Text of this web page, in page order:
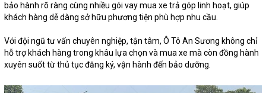
bảo hành rõ ràng cùng nhiều gói vay mua xe trả góp linh hoạt, giúp
khách hàng dễ dàng sở hữu phương tiện phù hợp nhu cầu.
Với đội ngũ tư vấn chuyên nghiệp, tận tâm, Ô Tô An Sương không chỉ
hỗ trợ khách hàng trong khâu lựa chọn và mua xe mà còn đồng hành
xuyên suốt từ thủ tục đăng ký, vận hành đến bảo dưỡng.